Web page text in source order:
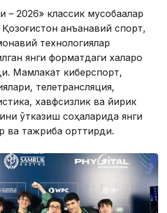
– 2026» классик мусобақалар
анъанавий спорт,
технологиялар
янги форматдаги халқаро
Мамлакат киберспорт,
телетрансляция,
хавфсизлик ва йирик
ўтказиш соҳаларида янги
ва тажриба орттирди.